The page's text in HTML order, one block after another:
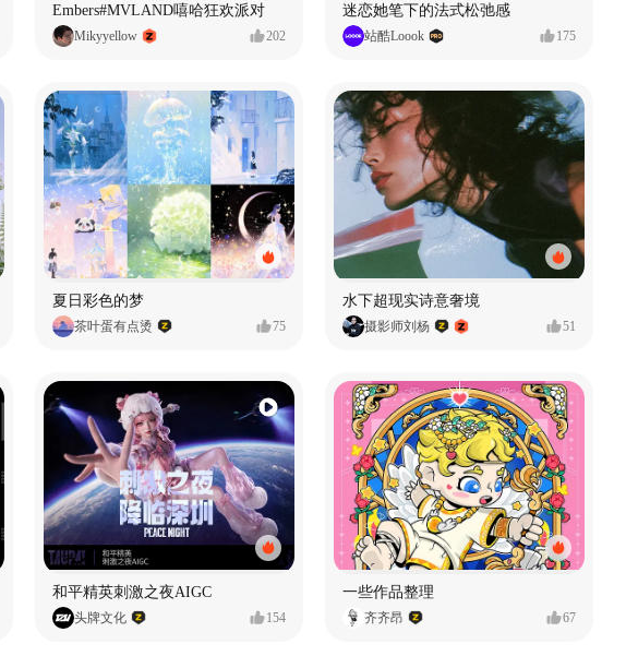
Embers#MVLAND嘻哈狂欢派对
Mikyyellow 202
迷恋她笔下的法式松弛感
站酷Loook 175
夏日彩色的梦
茶叶蛋有点烫 75
水下超现实诗意奢境
摄影师刘杨 51
和平精英刺激之夜AIGC
头牌文化 154
一些作品整理
齐齐昂 67